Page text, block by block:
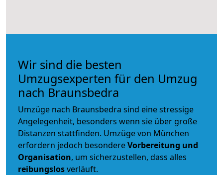
Wir sind die besten
Umzugsexperten für den Umzug
nach Braunsbedra
Umzüge nach Braunsbedra sind eine stressige
Angelegenheit, besonders wenn sie über große
Distanzen stattfinden. Umzüge von München
erfordern jedoch besondereVorbereitung und
Organisation, um sicherzustellen, dass alles
reibungslosverläuft.